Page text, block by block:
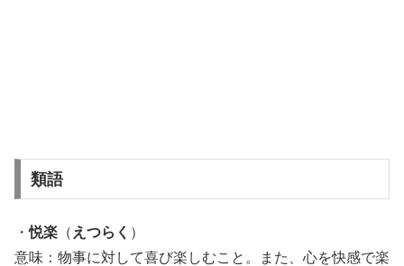
類語
・悦楽 （ えつらく ）
意味：物事に対して喜び楽しむこと。また、心を快感で楽